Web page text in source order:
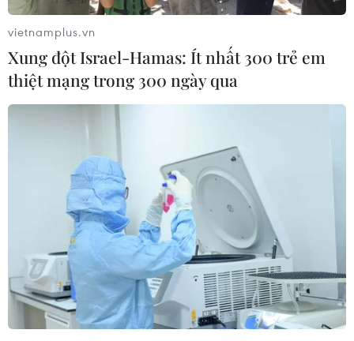
TIN LIÊN QUAN
vietnamplus.vn
Xung đột Israel-Hamas: Ít nhất 300 trẻ em
thiệt mạng trong 300 ngày qua